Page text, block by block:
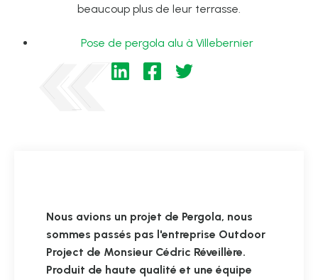
beaucoup plus de leur terrasse.
Pose de pergola alu à Villebernier
Nous avions un projet de Pergola, nous
sommes passés pas l'entreprise Outdoor
Project de Monsieur Cédric Réveillère.
Produit de haute qualité et une équipe